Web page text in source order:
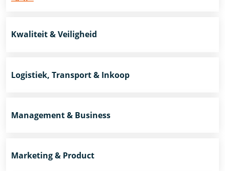
Kwaliteit & Veiligheid
Logistiek, Transport & Inkoop
Management & Business
Marketing & Product